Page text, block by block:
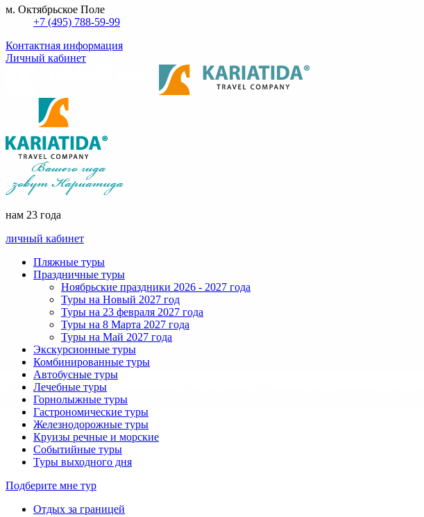
м. Октябрьское Поле
+7 (495) 788-59-99
Контактная информация
Личный кабинет
нам 23 года
личный кабинет
Пляжные туры
Праздничные туры
Ноябрьские праздники 2026 - 2027 года
Туры на Новый 2027 год
Туры на 23 февраля 2027 года
Туры на 8 Марта 2027 года
Туры на Май 2027 года
Экскурсионные туры
Комбинированные туры
Автобусные туры
Лечебные туры
Горнолыжные туры
Гастрономические туры
Железнодорожные туры
Круизы речные и морские
Событийные туры
Туры выходного дня
Подберите мне тур
Отдых за границей